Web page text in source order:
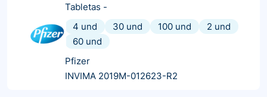
Tabletas -
4 und
30 und 100 und
2 und
60 und
Pfizer
INVIMA 2019M-012623-R2